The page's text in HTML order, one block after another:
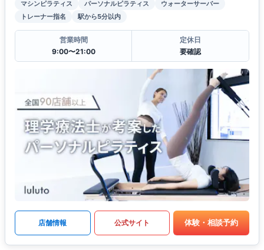
マシンピラティス パーソナルピラティス
ウォーターサーバー
トレーナー指名
駅から5分以内
営業時間
9:00〜21:00
定休日
要確認
店舗情報 公式サイト 体験・相談予約